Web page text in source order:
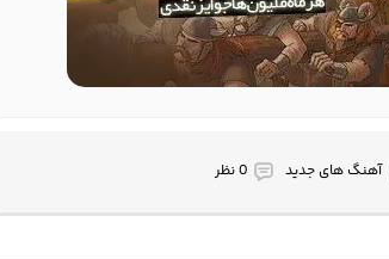
آهنگ های جدید 0 نظر